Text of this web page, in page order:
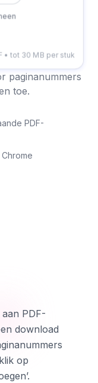
• tot 30 MB per stuk
paginanummers
toe.
PDF-
PDF-
download
op